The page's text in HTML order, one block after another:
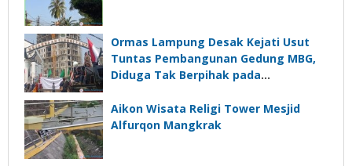
Ormas Lampung Desak Kejati Usut
Tuntas Pembangunan Gedung MBG,
Diduga Tak Berpihak pada
Aikon Wisata Religi Tower Mesjid
Alfurqon Mangkrak